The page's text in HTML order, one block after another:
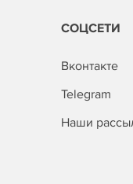
СОЦСЕТИ
Вконтакте
Telegram
Наши